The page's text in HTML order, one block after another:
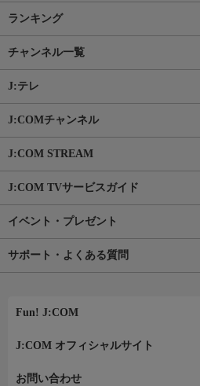
ランキング
チャンネル一覧
J:テレ
J:COMチャンネル
J:COM STREAM
J:COM TVサービスガイド
イベント・プレゼント
サポート・よくある質問
Fun! J:COM
J:COM オフィシャルサイト
お問い合わせ